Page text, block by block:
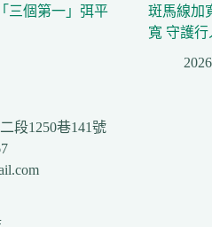
三個第一」弭平
斑馬線加
寬 守護
段1250巷141號